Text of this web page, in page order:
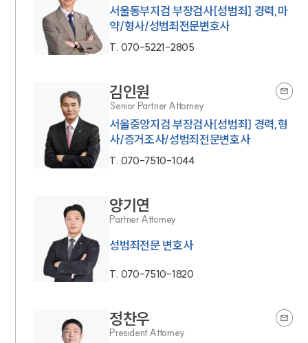
서울동부지검 부장검사[성범죄] 경력,마
약/형사/성범죄전문변호사
T. 070-5221-2805
김인원
Senior Partner Attorney
서울중앙지검 부장검사[성범죄] 경력,형
사/증거조사/성범죄전문변호사
T. 070-7510-1044
양기연
Partner Attorney
성범죄전문 변호사
T. 070-7510-1820
정찬우
President Attorney